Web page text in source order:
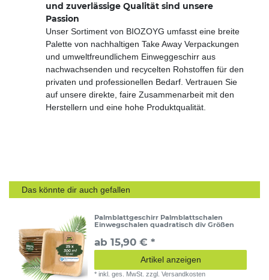
und zuverlässige Qualität sind unsere
Passion
Unser Sortiment von BIOZOYG umfasst eine breite
Palette von nachhaltigen Take Away Verpackungen
und umweltfreundlichem Einweggeschirr aus
nachwachsenden und recycelten Rohstoffen für den
privaten und professionellen Bedarf. Vertrauen Sie
auf unsere direkte, faire Zusammenarbeit mit den
Herstellern und eine hohe Produktqualität.
Das könnte dir auch gefallen
Palmblattgeschirr Palmblattschalen
Einwegschalen quadratisch div Größen
ab 15,90 € *
Artikel anzeigen
*inkl. ges. MwSt. zzgl.Versandkosten